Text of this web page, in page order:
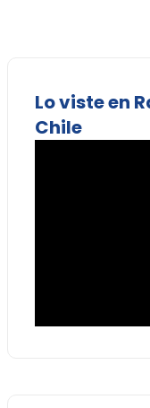
Lo viste en
Chile